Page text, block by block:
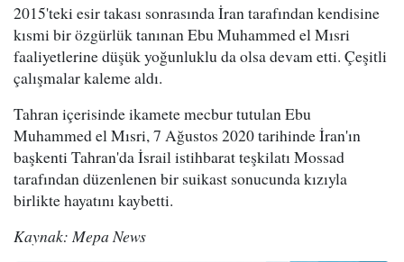
2015'teki esir takası sonrasında İran tarafından kendisine
kısmi bir özgürlük tanınan Ebu Muhammed el Mısri
faaliyetlerine düşük yoğunluklu da olsa devam etti. Çeşitli
çalışmalar kaleme aldı.
Tahran içerisinde ikamete mecbur tutulan Ebu
Muhammed el Mısri, 7 Ağustos 2020 tarihinde İran'ın
başkenti Tahran'da İsrail istihbarat teşkilatı Mossad
tarafından düzenlenen bir suikast sonucunda kızıyla
birlikte hayatını kaybetti.
Kaynak: Mepa News